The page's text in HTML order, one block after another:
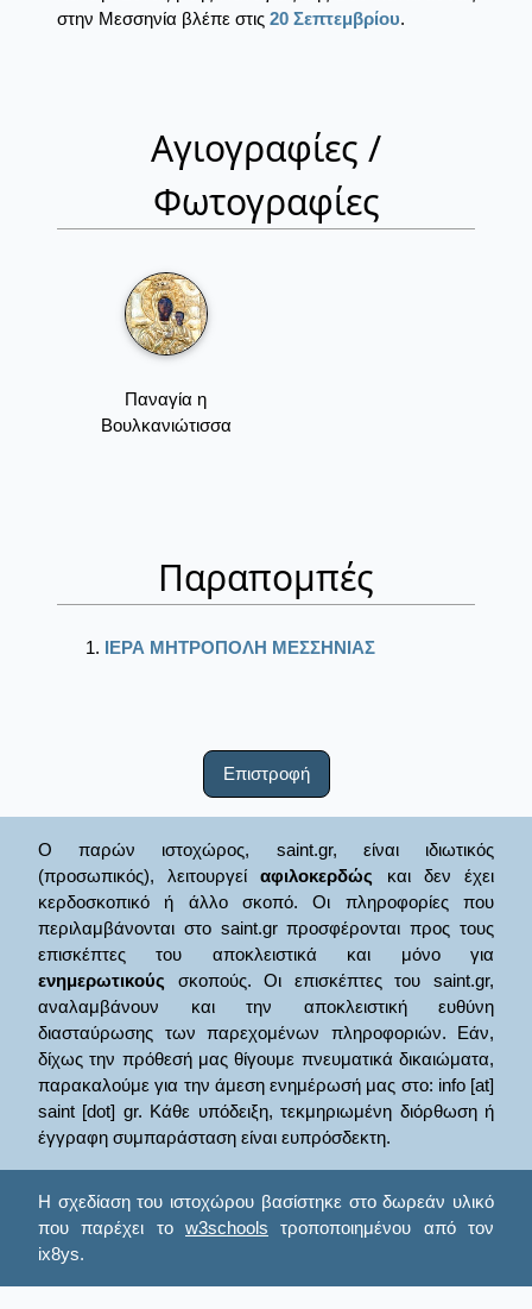
στην Μεσσηνία βλέπε στις 20 Σεπτεμβρίου.
Αγιογραφίες /
Φωτογραφίες
Παναγία η
Βουλκανιώτισσα
Παραπομπές
ΙΕΡΑ ΜΗΤΡΟΠΟΛΗ ΜΕΣΣΗΝΙΑΣ
Επιστροφή
Ο παρών ιστοχώρος, saint.gr, είναι ιδιωτικός
(προσωπικός), λειτουργείαφιλοκερδώς και δεν έχει
κερδοσκοπικό ή άλλο σκοπό. Οι πληροφορίες που
περιλαμβάνονται στο saint.gr προσφέρονται προς τους
επισκέπτες του αποκλειστικά και μόνο για
ενημερωτικούς σκοπούς. Οι επισκέπτες του saint.gr,
αναλαμβάνουν και την αποκλειστική ευθύνη
διασταύρωσης των παρεχομένων πληροφοριών. Εάν,
δίχως την πρόθεσή μας θίγουμε πνευματικά δικαιώματα,
παρακαλούμε για την άμεση ενημέρωσή μας στο: info [at]
saint [dot] gr. Κάθε υπόδειξη, τεκμηριωμένη διόρθωση ή
έγγραφη συμπαράσταση είναι ευπρόσδεκτη.
Η σχεδίαση του ιστοχώρου βασίστηκε στο δωρεάν υλικό
που παρέχει το w3schools τροποποιημένου από τον
ix8ys.